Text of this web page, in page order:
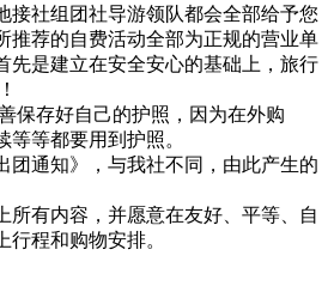
接社组团社导游领队都会全部给予您
推荐的自费活动全部为正规的营业单
先是建立在安全安心的基础上，旅行
保存好自己的护照，因为在外购
等都要用到护照。
团通知》，与我社不同，由此产生的
所有内容，并愿意在友好、平等、自
行程和购物安排。